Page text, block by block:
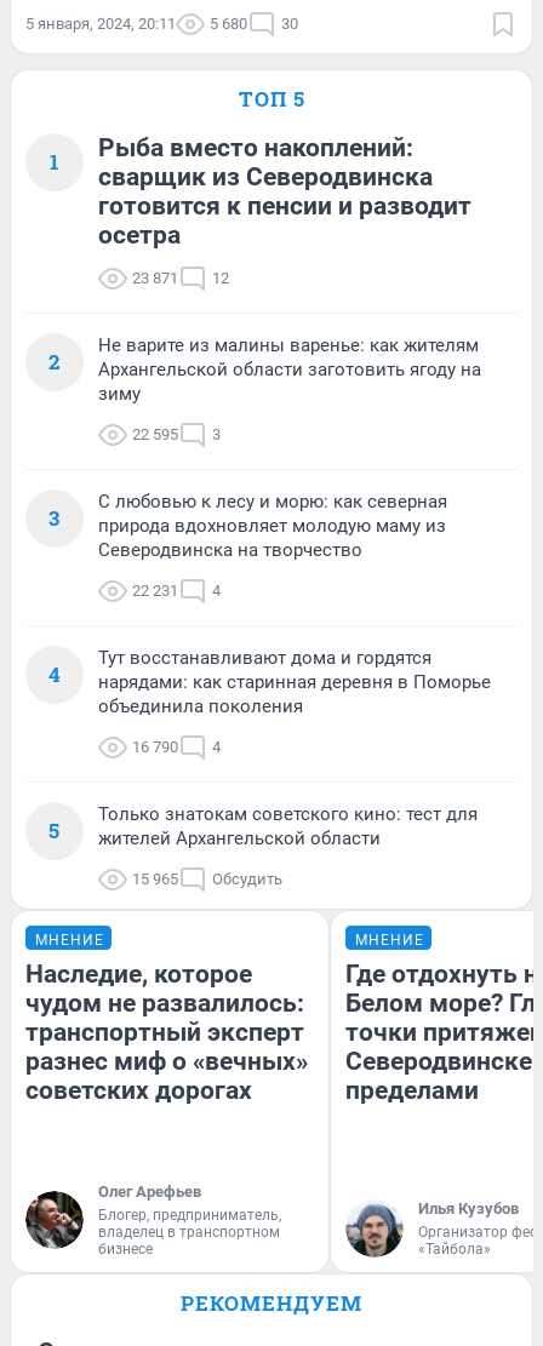
5 января, 2024, 20:11 5 680 30
ТОП 5
1
Рыба вместо накоплений:
сварщик из Северодвинска
готовится к пенсии и разводит
осетра
23 871 12
2
Не варите из малины варенье: как жителям
Архангельской области заготовить ягоду на
зиму
22 595 3
3
С любовью к лесу и морю: как северная
природа вдохновляет молодую маму из
Северодвинска на творчество
22 231 4
4
Тут восстанавливают дома и гордятся
нарядами: как старинная деревня в Поморье
объединила поколения
16 790 4
5
Только знатокам советского кино: тест для
жителей Архангельской области
15 965 Обсудить
МНЕНИЕ
Наследие, которое
чудом не развалилось:
транспортный эксперт
разнес миф о «вечных»
советских дорогах
Олег Арефьев
Блогер, предприниматель,
владелец в транспортном
бизнесе
МНЕНИЕ
Где отдохнуть
Белом море?
точки
Северодвинске
пределами
Илья Кузубов
Организатор
«Тайбола»
РЕКОМЕНДУЕМ